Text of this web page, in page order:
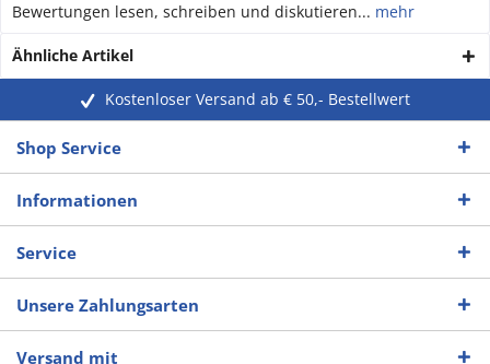
Bewertungen lesen, schreiben und diskutieren... mehr
Ähnliche Artikel
Kostenloser Versand ab € 50,- Bestellwert
Shop Service
Informationen
Service
Unsere Zahlungsarten
Versand mit